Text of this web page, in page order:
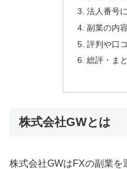
法人番号
副業の内
評判や口
総評・ま
株式会社GWとは
株式会社GWはFXの副業を